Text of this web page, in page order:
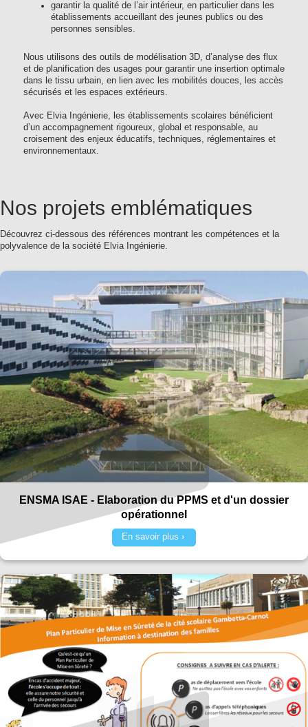
garantir la qualité de l’air intérieur, en particulier dans les
établissements accueillant des jeunes publics ou des
personnes sensibles.
Nous utilisons des outils de modélisation 3D, d’analyse des flux
et de planification des usages pour garantir une insertion optimale
dans le tissu urbain, en lien avec les mobilités douces, les accès
sécurisés et les espaces extérieurs.
Avec Elvia Ingénierie, les établissements scolaires bénéficient
d’un accompagnement rigoureux, global et responsable, au
croisement des enjeux éducatifs, techniques, réglementaires et
environnementaux.
Nos projets emblématiques
Découvrez ci-dessous des références montrant les compétences et la
polyvalence de la société Elvia Ingénierie.
ENSMA ISAE - Elaboration du PPMS et d'un dossier
opérationnel
En savoir plus